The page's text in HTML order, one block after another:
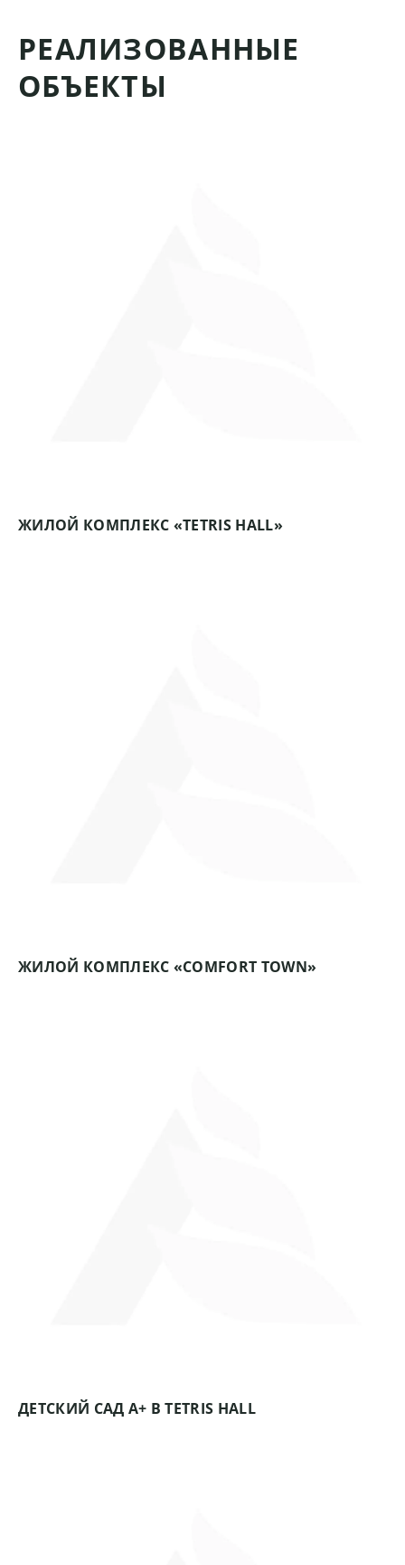
РЕАЛИЗОВАННЫЕ
ОБЪЕКТЫ
ЖИЛОЙ КОМПЛЕКС «TETRIS HALL»
ЖИЛОЙ КОМПЛЕКС «COMFORT TOWN»
ДЕТСКИЙ САД А+ В TETRIS HALL